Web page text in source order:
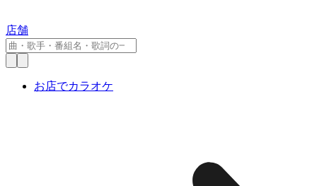
店舗
お店でカラオケ